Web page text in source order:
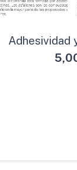
Adhesividad